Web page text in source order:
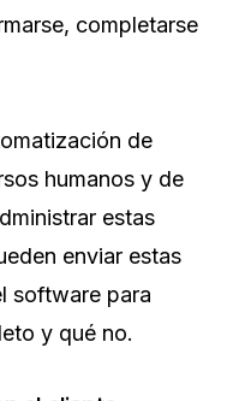
completarse
de
humanos y de
estas
enviar estas
software para
y qué no.